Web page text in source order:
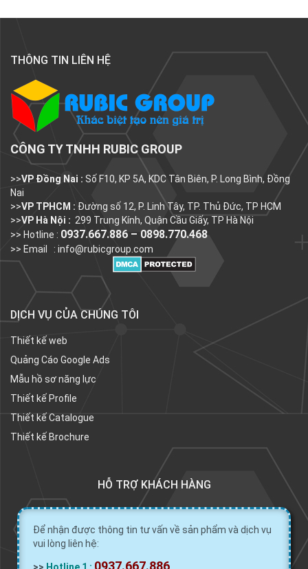
THÔNG TIN LIÊN HỆ
CÔNG TY TNHH RUBIC GROUP
>>VP Đồng Nai : Số F10, KP 5A, KDC Tân Biên, P. Long Bình, Đồng
Nai
>>VP TPHCM : Đường số 12, P. Linh Tây, TP. Thủ Đức, TP HCM
>>VP Hà Nội : 299 Trung Kính, Quận Cầu Giấy, TP Hà Nội
>> Hotline : 0937.667.886 – 0898.770.468
>> Email : info@rubicgroup.com
DỊCH VỤ CỦA CHÚNG TÔI
Thiết kế web
Quảng Cáo Google Ads
Mẫu hồ sơ năng lực
Thiết kế Profile
Thiết kế Catalogue
Thiết kế Brochure
HỖ TRỢ KHÁCH HÀNG
Để nhận được thông tin tư vấn về sản phẩm và dịch vụ
vui lòng liên hệ:
0937.667.886